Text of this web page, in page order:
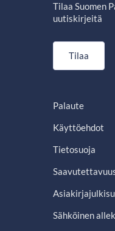
Tilaa Suomen
uutiskirjeitä
Tilaa
Palaute
Käyttöehdot
Tietosuoja
Sähköinen